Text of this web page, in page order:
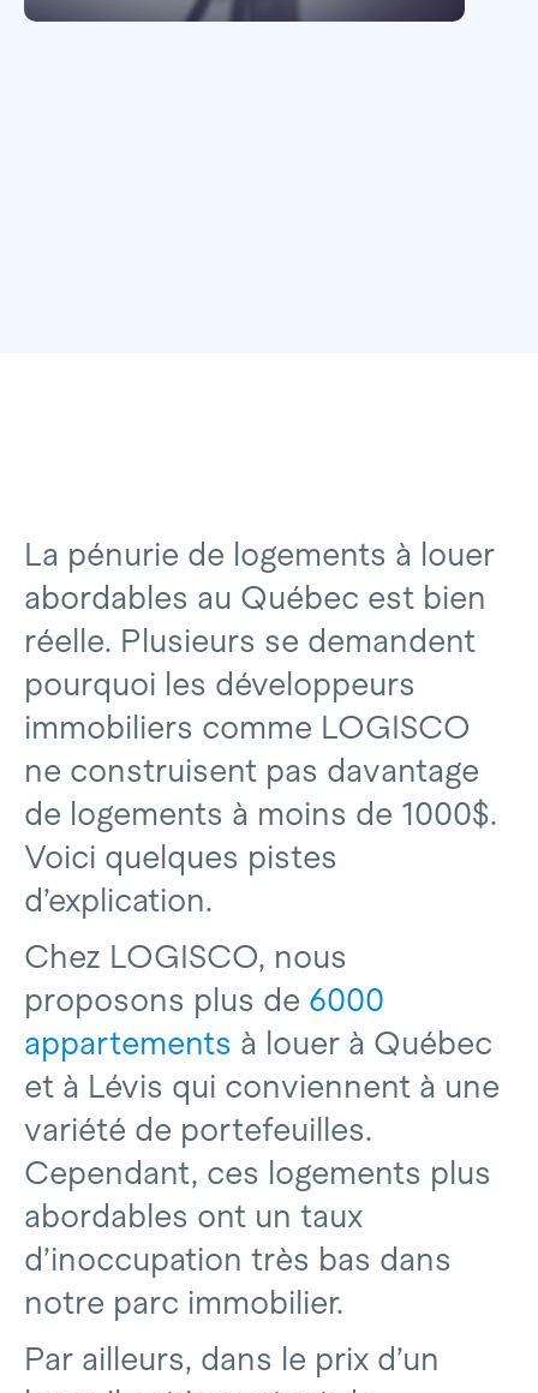
La pénurie de logements à louer
abordables au Québec est bien
réelle. Plusieurs se demandent
pourquoi les développeurs
immobiliers comme LOGISCO
ne construisent pas davantage
de logements à moins de 1000$.
Voici quelques pistes
d’explication.
Chez LOGISCO, nous
proposons plus de 6000
appartements à louer à Québec
et à Lévis qui conviennent à une
variété de portefeuilles.
Cependant, ces logements plus
abordables ont un taux
d’inoccupation très bas dans
notre parc immobilier.
Par ailleurs, dans le prix d’un